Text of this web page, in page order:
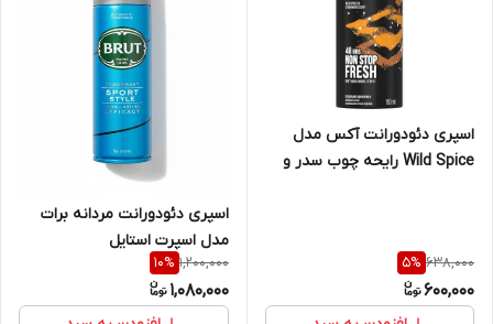
اسپری دئودورانت آکس مدل
Wild Spice رایحه چوب سدر و
638,000
5%
600,000
اسپری دئودورانت مردانه برات
مدل اسپرت استایل
1,200,000
10%
1,080,000